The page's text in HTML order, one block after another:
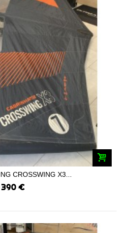
CROSSWING X3...
390 €